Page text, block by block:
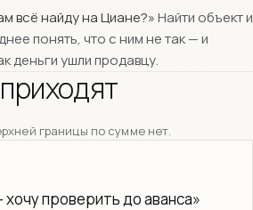
всё найду на Циане?»Найти объект и
понять, что с ним не так — и
деньги ушли продавцу.
границы по сумме нет.
проверить до аванса»